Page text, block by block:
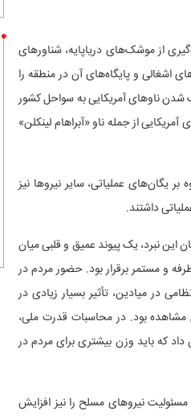
از موشک‌های دریاپایه، شناورهای
اشغالی و پایگاه‌های آن در منطقه را
شدن ناوهای آمریکایی به سواحل کشور
از جمله ناو «آبراهام لینکلن»
یگان‌های عملیاتی، سایر نیروها نیز
داشتند.
این نبرد، یک پیوند عمیق و قلبی میان
و مستمر برقرار بود. حضور مردم در
در میادین، تأثیر بسیار زیادی در
بود. در محاسبات قدرت ملی،
که باید وزن بیشتری برای مردم در
نیروهای مسلح را نیز افزایش